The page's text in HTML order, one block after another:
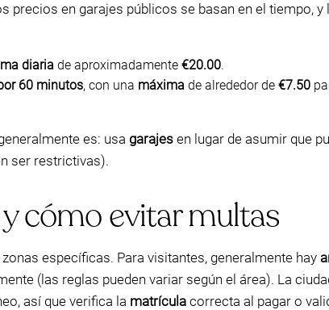
en garajes públicos se basan en el tiempo, y
diaria de aproximadamente €20.00.
60 minutos, con una máxima de alrededor de €7.50
es: usa garajes en lugar de asumir que
ser restrictivas).
cómo evitar multas
zonas específicas. Para visitantes, generalmente hay
(las reglas pueden variar según el área). La
así que verifica la matrícula correcta al pagar o